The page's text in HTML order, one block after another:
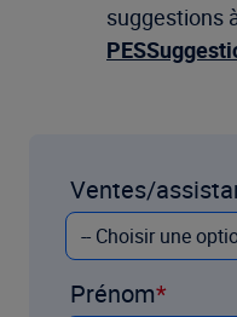
suggestions
Ventes/
Prénom